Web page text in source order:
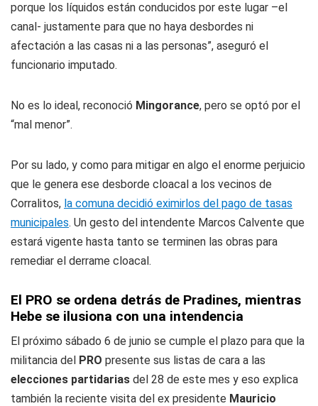
porque los líquidos están conducidos por este lugar –el
canal- justamente para que no haya desbordes ni
afectación a las casas ni a las personas”, aseguró el
funcionario imputado.
No es lo ideal, reconoció Mingorance, pero se optó por el
“mal menor”.
Por su lado, y como para mitigar en algo el enorme perjuicio
que le genera ese desborde cloacal a los vecinos de
Corralitos, la comuna decidió eximirlos del pago de tasas
municipales. Un gesto del intendente Marcos Calvente que
estará vigente hasta tanto se terminen las obras para
remediar el derrame cloacal.
El PRO se ordena detrás de Pradines, mientras
Hebe se ilusiona con una intendencia
El próximo sábado 6 de junio se cumple el plazo para que la
militancia del PRO presente sus listas de cara a las
elecciones partidarias del 28 de este mes y eso explica
también la reciente visita del ex presidente Mauricio